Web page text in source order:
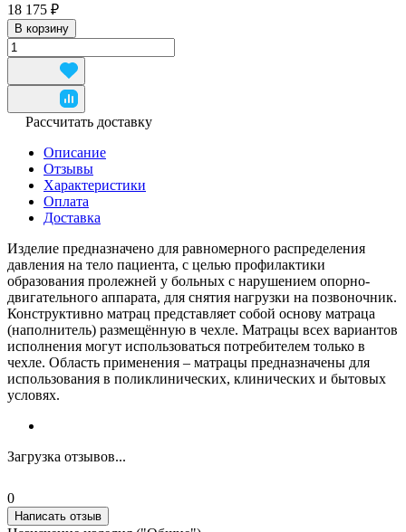
18 175 ₽
В корзину
Рассчитать доставку
Описание
Отзывы
Характеристики
Оплата
Доставка
Изделие предназначено для равномерного распределения
давления на тело пациента, с целью профилактики
образования пролежней у больных с нарушением опорно-
двигательного аппарата, для снятия нагрузки на позвоночник.
Конструктивно матрац представляет собой основу матраца
(наполнитель) размещённую в чехле. Матрацы всех вариантов
исполнения могут использоваться потребителем только в
чехле. Область применения – матрацы предназначены для
использования в поликлинических, клинических и бытовых
условях.
Загрузка отзывов...
0
Написать отзыв